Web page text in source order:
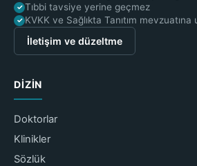
✓ Tıbbi tavsiye yerine geçmez
✓ KVKK ve Sağlıkta Tanıtım mevzuatına
İletişim ve düzeltme
DIZIN
Doktorlar
Klinikler
Sözlük